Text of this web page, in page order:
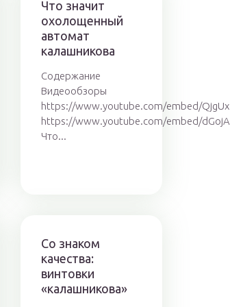
Что значит
охолощенный
автомат
калашникова
Содержание
Видеообзоры
https://www.youtube.com/embed/
https://www.youtube.com/embed/
Что...
Со знаком
качества:
винтовки
«калашникова»